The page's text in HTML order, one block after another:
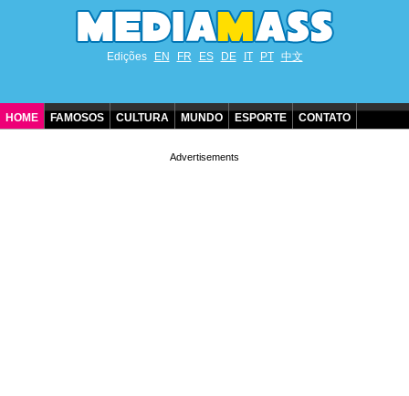
Edições EN FR ES DE IT PT 中文
HOME FAMOSOS CULTURA MUNDO ESPORTE CONTATO